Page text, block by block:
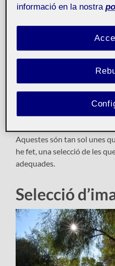
Aquestes són tan sol unes
he fet, una selecció de les
adequades.
Selecció
informació en la nostra